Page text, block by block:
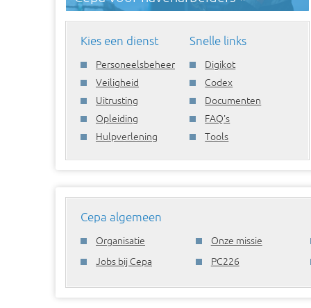
Kies een dienst
Personeelsbeheer
Veiligheid
Uitrusting
Opleiding
Hulpverlening
Snelle links
Digikot
Codex
Documenten
FAQ's
Tools
Cepa algemeen
Organisatie
Onze missie
Jobs bij Cepa
PC226